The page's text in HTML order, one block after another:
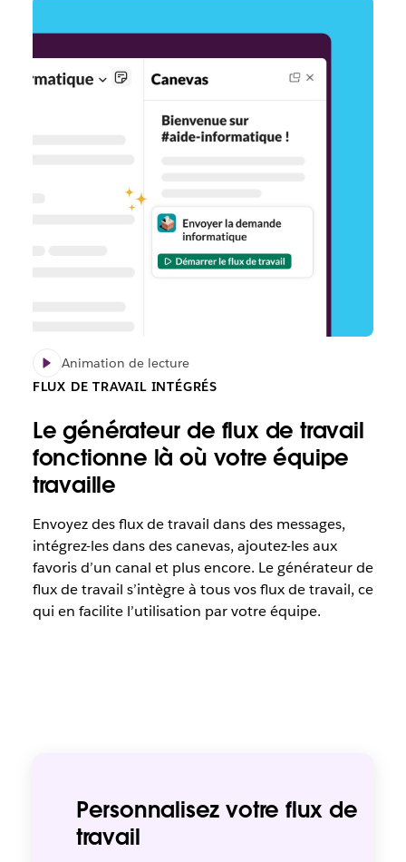
Animation de lecture
FLUX DE TRAVAIL INTÉGRÉS
Le générateur de flux de travail
fonctionne là où votre équipe
travaille
Envoyez des flux de travail dans des messages,
intégrez-les dans des canevas, ajoutez-les aux
favoris d’un canal et plus encore. Le générateur de
flux de travail s’intègre à tous vos flux de travail, ce
qui en facilite l’utilisation par votre équipe.
Personnalisez votre flux de
travail